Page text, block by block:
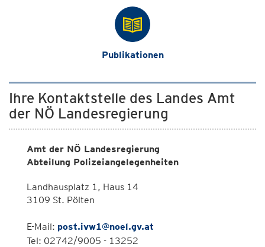
Publikationen
Ihre Kontaktstelle des Landes Amt
der NÖ Landesregierung
Amt der NÖ Landesregierung
Abteilung Polizeiangelegenheiten
Landhausplatz 1, Haus 14
3109 St. Pölten
E-Mail: post.ivw1@noel.gv.at
Tel: 02742/9005 - 13252